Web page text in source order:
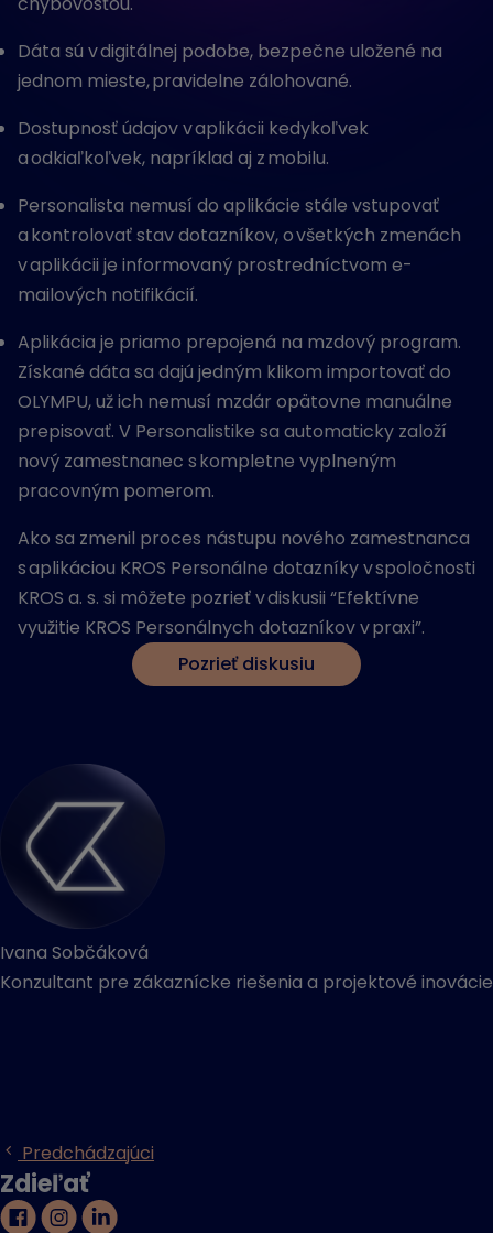
Dáta sú v digitálnej podobe, bezpečne uložené na
jednom mieste, pravidelne zálohované.
Dostupnosť údajov v aplikácii kedykoľvek
a odkiaľkoľvek, napríklad aj z mobilu.
Personalista nemusí do aplikácie stále vstupovať
a kontrolovať stav dotazníkov, o všetkých zmenách
v aplikácii je informovaný prostredníctvom e-
mailových notifikácií.
Aplikácia je priamo prepojená na mzdový program.
Získané dáta sa dajú jedným klikom importovať do
OLYMPU, už ich nemusí mzdár opätovne manuálne
prepisovať. V Personalistike sa automaticky založí
nový zamestnanec s kompletne vyplneným
pracovným pomerom.
Ako sa zmenil proces nástupu nového zamestnanca
s aplikáciou KROS Personálne dotazníky v spoločnosti
KROS a. s. si môžete pozrieť v diskusii “Efektívne
využitie KROS Personálnych dotazníkov v praxi”.
Pozrieť diskusiu
Ivana Sobčáková
Konzultant pre zákaznícke riešenia a projektové inovácie
Predchádzajúci
Zdieľať